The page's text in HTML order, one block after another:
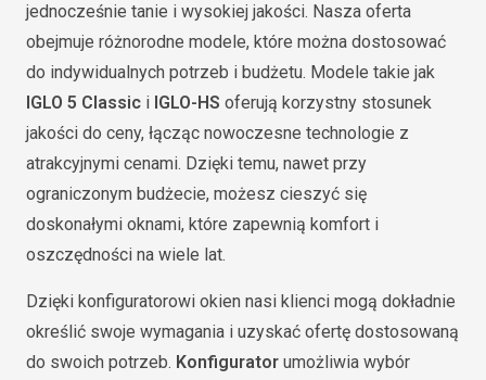
jednocześnie tanie i wysokiej jakości. Nasza oferta
obejmuje różnorodne modele, które można dostosować
do indywidualnych potrzeb i budżetu. Modele takie jak
IGLO 5 Classic i IGLO-HS oferują korzystny stosunek
jakości do ceny, łącząc nowoczesne technologie z
atrakcyjnymi cenami. Dzięki temu, nawet przy
ograniczonym budżecie, możesz cieszyć się
doskonałymi oknami, które zapewnią komfort i
oszczędności na wiele lat.
Dzięki konfiguratorowi okien nasi klienci mogą dokładnie
określić swoje wymagania i uzyskać ofertę dostosowaną
do swoich potrzeb. Konfigurator umożliwia wybór